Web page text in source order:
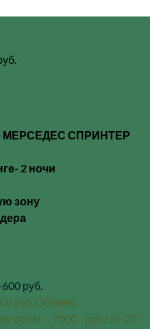
МЕРСЕДЕС СПРИНТЕР
2 ночи
зону
руб.
руб.(30 мин)
7000 руб./15-20